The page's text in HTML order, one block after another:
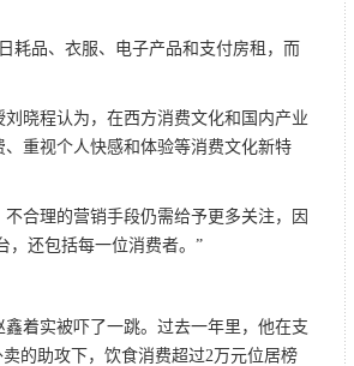
品、衣服、电子产品和支付房租，而
晓程认为，在西方消费文化和国内产业
重视个人快感和体验等消费文化新特
合理的营销手段仍需给予更多关注，因
，还包括每一位消费者。”
着实被吓了一跳。过去一年里，他在支
的助攻下，饮食消费超过2万元位居榜